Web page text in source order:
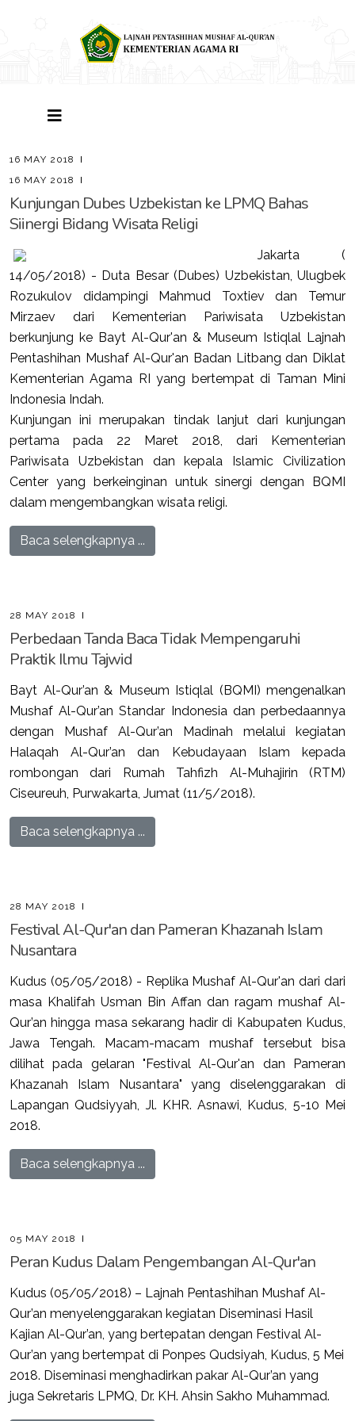
16 MAY 2018
16 MAY 2018
Kunjungan Dubes Uzbekistan ke LPMQ Bahas
Siinergi Bidang Wisata Religi
Jakarta (
14/05/2018) - Duta Besar (Dubes) Uzbekistan, Ulugbek
Rozukulov didampingi Mahmud Toxtiev dan Temur
Mirzaev dari Kementerian Pariwisata Uzbekistan
berkunjung ke Bayt Al-Qur'an & Museum Istiqlal Lajnah
Pentashihan Mushaf Al-Qur'an Badan Litbang dan Diklat
Kementerian Agama RI yang bertempat di Taman Mini
Indonesia Indah.
Kunjungan ini merupakan tindak lanjut dari kunjungan
pertama pada 22 Maret 2018, dari Kementerian
Pariwisata Uzbekistan dan kepala Islamic Civilization
Center yang berkeinginan untuk sinergi dengan BQMI
dalam mengembangkan wisata religi.
Baca selengkapnya ...
28 MAY 2018
Perbedaan Tanda Baca Tidak Mempengaruhi
Praktik Ilmu Tajwid
Bayt Al-Qur’an & Museum Istiqlal (BQMI) mengenalkan
Mushaf Al-Qur’an Standar Indonesia dan perbedaannya
dengan Mushaf Al-Qur’an Madinah melalui kegiatan
Halaqah Al-Qur’an dan Kebudayaan Islam kepada
rombongan dari Rumah Tahfizh Al-Muhajirin (RTM)
Ciseureuh, Purwakarta, Jumat (11/5/2018).
Baca selengkapnya ...
28 MAY 2018
Festival Al-Qur'an dan Pameran Khazanah Islam
Nusantara
Kudus (05/05/2018) - Replika Mushaf Al-Qur'an dari dari
masa Khalifah Usman Bin Affan dan ragam mushaf Al-
Qur’an hingga masa sekarang hadir di Kabupaten Kudus,
Jawa Tengah. Macam-macam mushaf tersebut bisa
dilihat pada gelaran "Festival Al-Qur'an dan Pameran
Khazanah Islam Nusantara" yang diselenggarakan di
Lapangan Qudsiyyah, Jl. KHR. Asnawi, Kudus, 5-10 Mei
2018.
Baca selengkapnya ...
05 MAY 2018
Peran Kudus Dalam Pengembangan Al-Qur'an
Kudus (05/05/2018) – Lajnah Pentashihan Mushaf Al-
Qur’an menyelenggarakan kegiatan Diseminasi Hasil
Kajian Al-Qur’an, yang bertepatan dengan Festival Al-
Qur’an yang bertempat di Ponpes Qudsiyah, Kudus, 5 Mei
2018. Diseminasi menghadirkan pakar Al-Qur’an yang
juga Sekretaris LPMQ, Dr. KH. Ahsin Sakho Muhammad.